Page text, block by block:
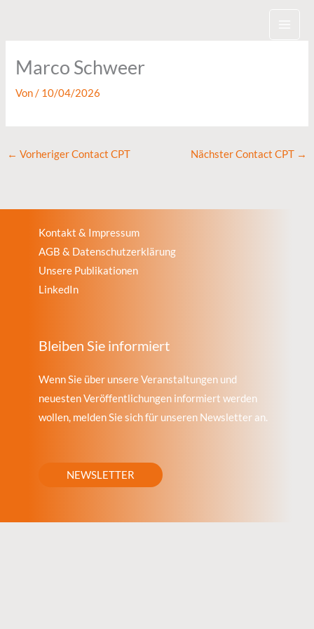
Marco Schweer
Von/ 10/04/2026
← Vorheriger Contact CPT Nächster Contact CPT →
Kontakt & Impressum
AGB & Datenschutzerklärung
Unsere Publikationen
LinkedIn
Bleiben Sie informiert
Wenn Sie über unsere Veranstaltungen und
neuesten Veröffentlichungen informiert werden
wollen, melden Sie sich für unseren Newsletter an.
NEWSLETTER